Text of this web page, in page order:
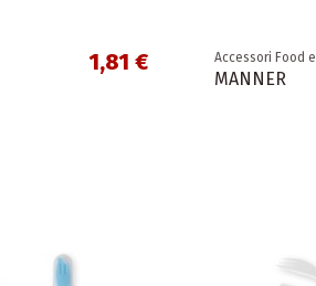
1,81 € Accessori Food
MANNER